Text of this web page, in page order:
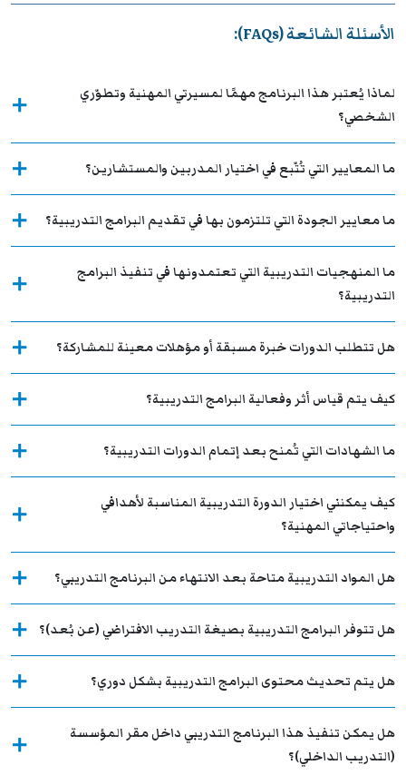
الأسئلة الشائعة (FAQs):
لماذا يُعتبر هذا البرنامج مهمًا لمسيرتي المهنية وتطوّري
الشخصي؟
ما المعايير التي تُتّبع في اختيار المدربين والمستشارين؟
ما معايير الجودة التي تلتزمون بها في تقديم البرامج التدريبية؟
ما المنهجيات التدريبية التي تعتمدونها في تنفيذ البرامج
التدريبية؟
هل تتطلب الدورات خبرة مسبقة أو مؤهلات معينة للمشاركة؟
كيف يتم قياس أثر وفعالية البرامج التدريبية؟
ما الشهادات التي تُمنح بعد إتمام الدورات التدريبية؟
كيف يمكنني اختيار الدورة التدريبية المناسبة لأهدافي
واحتياجاتي المهنية؟
هل المواد التدريبية متاحة بعد الانتهاء من البرنامج التدريبي؟
هل تتوفر البرامج التدريبية بصيغة التدريب الافتراضي (عن بُعد)؟
هل يتم تحديث محتوى البرامج التدريبية بشكل دوري؟
هل يمكن تنفيذ هذا البرنامج التدريبي داخل مقر المؤسسة
(التدريب الداخلي)؟